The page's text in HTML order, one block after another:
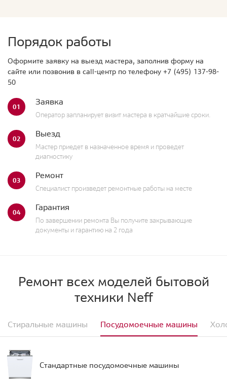
Порядок работы
Оформите заявку на выезд мастера, заполнив форму на
сайте или позвонив в call-центр по телефону +7 (495) 137-98-
50
01 Заявка
Оператор запланирует визит мастера в кратчайшие сроки.
02 Выезд
Мастер приедет в назначенное время и проведет
диагностику
03 Ремонт
Специалист произведет ремонтные работы на месте
04 Гарантия
По завершении ремонта Вы получите закрывающие
документы и гарантию на 2 года
Ремонт всех моделей бытовой
техники Neff
Стиральные машины Посудомоечные машины
Стандартные посудомоечные машины